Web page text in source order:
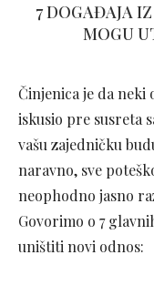
7 DOGAĐAJA
MOGU
Činjenica je da neki
iskusio pre susreta
vašu zajedničku
naravno, sve
neophodno jasno
Govorimo o 7
uništiti novi odnos: